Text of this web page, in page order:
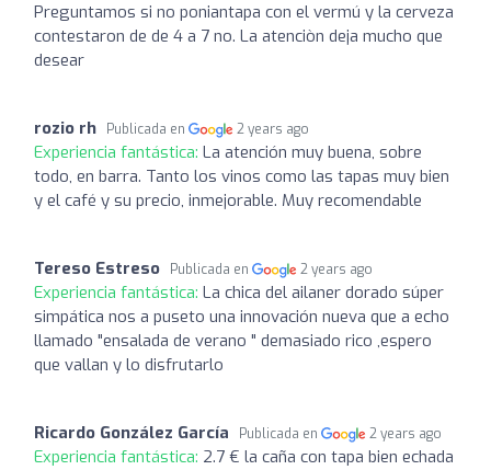
Preguntamos si no poniantapa con el vermú y la cerveza
contestaron de de 4 a 7 no. La atenciòn deja mucho que
desear
rozio rh Publicada en 2 years ago
Experiencia fantástica: La atención muy buena, sobre
todo, en barra. Tanto los vinos como las tapas muy bien
y el café y su precio, inmejorable. Muy recomendable
Tereso Estreso Publicada en 2 years ago
Experiencia fantástica: La chica del ailaner dorado súper
simpática nos a puseto una innovación nueva que a echo
llamado "ensalada de verano " demasiado rico ,espero
que vallan y lo disfrutarlo
Ricardo González García Publicada en 2 years ago
Experiencia fantástica: 2.7 € la caña con tapa bien echada